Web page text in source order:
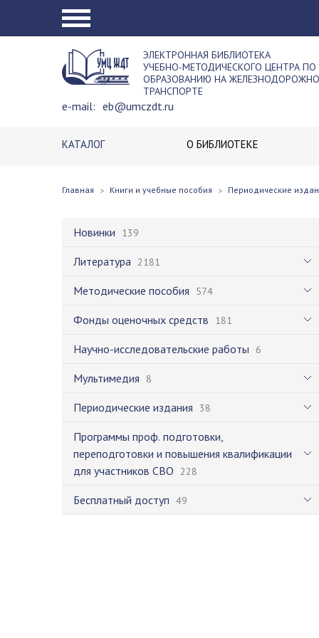
ЭЛЕКТРОННАЯ БИБЛИОТЕКА
УЧЕБНО-МЕТОДИЧЕСКОГО ЦЕНТРА ПО
ОБРАЗОВАНИЮ НА
ТРАНСПОРТЕ
e-mail: eb@umczdt.ru
КАТАЛОГ О БИБЛИОТЕКЕ
Главная Книги и учебные пособия Периодические
Новинки 139
Литература 2181
Методические пособия 574
Фонды оценочных средств 181
Научно-исследовательские работы 6
Мультимедия 8
Периодические издания 38
Программы проф. подготовки,
переподготовки и повышения квалификации
для участников СВО 228
Бесплатный доступ 49